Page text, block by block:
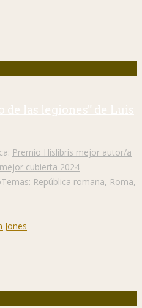
las legiones" de Luis
Premio Hislibris mejor autor/a
cubierta 2024
Temas: República romana, Roma,